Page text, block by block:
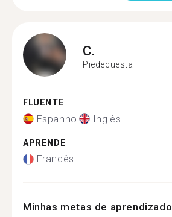
C.
Piedecuesta
FLUENTE
Espanhol Inglês
APRENDE
Francês
Minhas metas de aprendizado